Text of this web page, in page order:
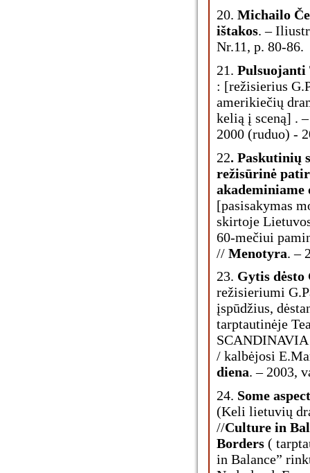
20. Michailo
ištakos. –
Nr.11, p. 80-86.
21. Pulsuojanti
: [režisierius
amerikiečių
kelią į sceną] .
2000 (ruduo) -
22. Paskutinių
režisūrinė
akademiniame
[pasisakymas
skirtoje
60-mečiui
// Menotyra. –
23. Gytis
režisieriumi
įspūdžius,
tarptautinėje
/ kalbėjosi
diena. – 2003,
24. Some
(Keli lietuvių
//Culture in
Borders (
in Balance”